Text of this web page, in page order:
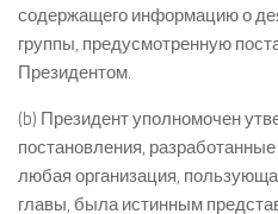
содержащего информацию о
группы, предусмотренную
Президентом.
(b) Президент уполномочен
постановления,
любая организация,
главы, была истинным